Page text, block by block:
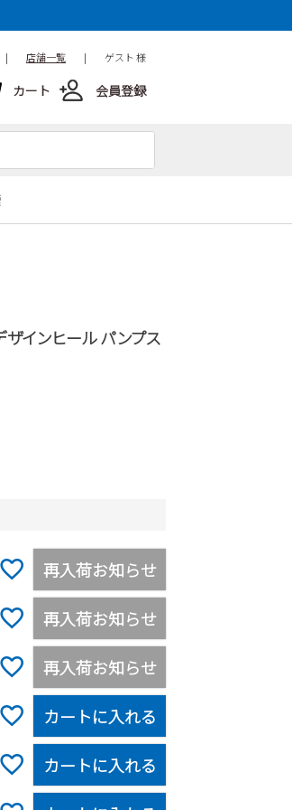
| 店舗一覧 | ゲスト 様
カート 会員登録
インヒール パンプス
再入荷お知らせ
再入荷お知らせ
再入荷お知らせ
カートに入れる
カートに入れる